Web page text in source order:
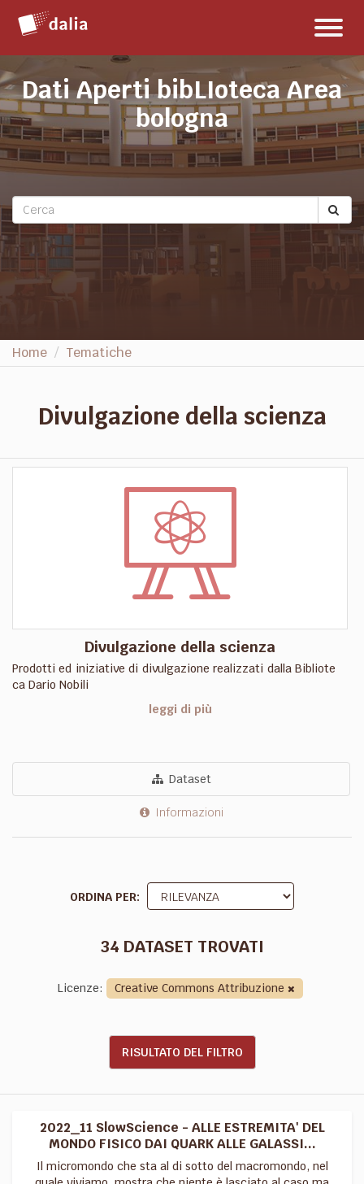
contenuto
Dati Aperti bibLIoteca Area
bologna
Home Tematiche
Divulgazione della scienza
Divulgazione della scienza
Prodotti ed iniziative di divulgazione realizzati dalla Bibliote
ca Dario Nobili
leggi di più
Dataset
Informazioni
ORDINA PER
34 DATASET TROVATI
Licenze: Creative Commons Attribuzione
RISULTATO DEL FILTRO
2022_11 SlowScience - ALLE ESTREMITA' DEL
MONDO FISICO DAI QUARK ALLE GALASSI...
Il micromondo che sta al di sotto del macromondo, nel